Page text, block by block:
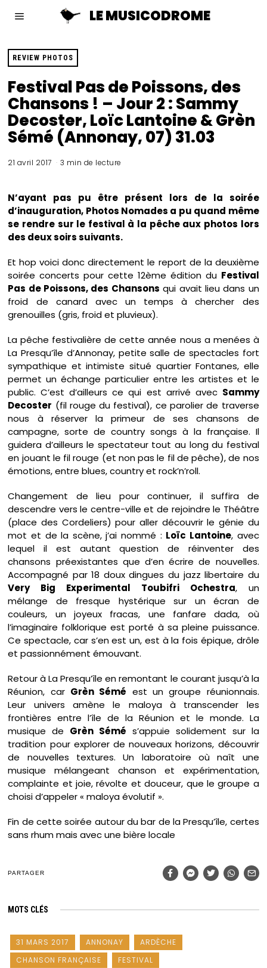
LE MUSICODROME
REVIEW PHOTOS
Festival Pas de Poissons, des
Chansons ! – Jour 2 : Sammy
Decoster, Loïc Lantoine & Grèn
Sémé (Annonay, 07) 31.03
21 avril 2017 3 min de lecture
N’ayant pas pu être présent lors de la soirée
d’inauguration, Photos Nomades a pu quand même
se rendre sur le festival à la pêche aux photos lors
des deux soirs suivants.
Et hop voici donc directement le report de la deuxième
soirée concerts pour cette 12ème édition du Festival
Pas de Poissons, des Chansons qui avait lieu dans un
froid de canard avec un temps à chercher des
grenouilles (gris, froid et pluvieux).
La pêche festivalière de cette année nous a menées à
La Presqu’île d’Annonay, petite salle de spectacles fort
sympathique et intimiste situé quartier Fontanes, elle
permet un échange particulier entre les artistes et le
public. C’est d’ailleurs ce qui est arrivé avec Sammy
Decoster (fil rouge du festival), ce parolier de traverse
nous à réserver la primeur de ses chansons de
campagne, sorte de country songs à la française. Il
guidera d’ailleurs le spectateur tout au long du festival
en jouant le fil rouge (et non pas le fil de pêche), de nos
émotions, entre blues, country et rock’n’roll.
Changement de lieu pour continuer, il suffira de
descendre vers le centre-ville et de rejoindre le Théâtre
(place des Cordeliers) pour aller découvrir le génie du
mot et de la scène, j’ai nommé : Loïc Lantoine, avec
lequel il est autant question de réinventer des
chansons préexistantes que d’en écrire de nouvelles.
Accompagné par 18 doux dingues du jazz libertaire du
Very Big Experimental Toubifri Ochestra, un
mélange de fresque hystérique sur un écran de
couleurs, un joyeux fracas, une fanfare dada, où
l’imaginaire folklorique est porté à sa pleine puissance.
Ce spectacle, car s’en est un, est à la fois épique, drôle
et passionnément émouvant.
Retour à La Presqu’île en remontant le courant jusqu’à la
Réunion, car Grèn Sémé est un groupe réunionnais.
Leur univers amène le maloya à transcender les
frontières entre l’île de la Réunion et le monde. La
musique de Grèn Sémé s’appuie solidement sur la
tradition pour explorer de nouveaux horizons, découvrir
de nouvelles textures. Un laboratoire où naît une
musique mélangeant chanson et expérimentation,
complainte et joie, révolte et douceur, que le groupe a
choisi d’appeler « maloya évolutif ».
Fin de cette soirée autour du bar de la Presqu’île, certes
sans rhum mais avec une bière locale
PARTAGER
MOTS CLÉS
31 MARS 2017 ANNONAY
ARDÈCHE
CHANSON FRANÇAISE
FESTIVAL